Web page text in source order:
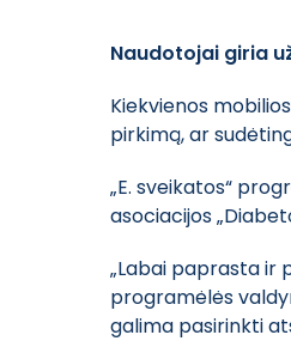
Naudotojai giria
Kiekvienos
pirkimą, ar
„E. sveikatos“
asociacijos
„Labai paprasta ir
programėlės
galima pasirinkti